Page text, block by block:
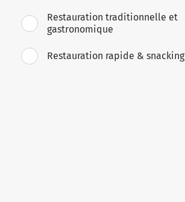
Restauration traditionnelle et
gastronomique
Restauration rapide & snacking